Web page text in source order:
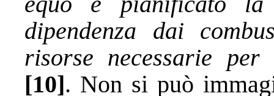
dipendenza dai
risorse necessarie
[10]. Non si può